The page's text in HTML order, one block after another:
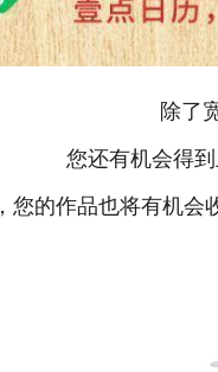
除了
您还有机会得
您的作品也将有机会